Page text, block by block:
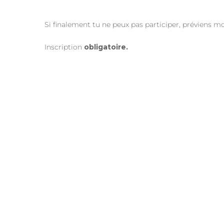
Si finalement tu ne peux pas participer, préviens
Inscription obligatoire.